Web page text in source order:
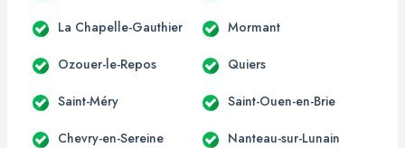
La Chapelle-Gauthier Mormant
Ozouer-le-Repos Quiers
Saint-Méry Saint-Ouen-en-Brie
Chevry-en-Sereine Nanteau-sur-Lunain